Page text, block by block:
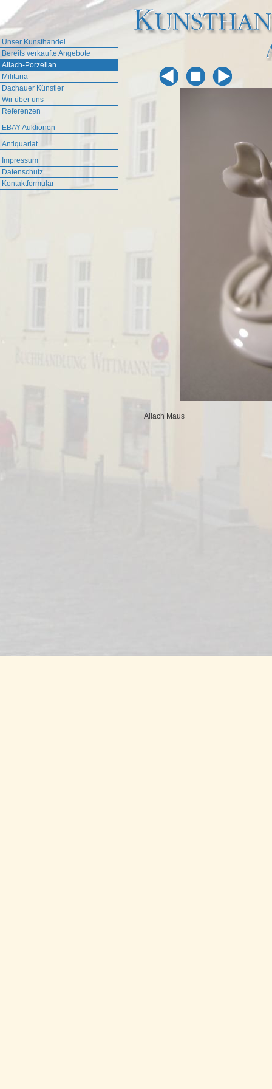
Unser Kunsthandel
Bereits verkaufte Angebote
Allach-Porzellan
Militaria
Dachauer Künstler
Wir über uns
Referenzen
EBAY Auktionen
Antiquariat
Impressum
Datenschutz
Kontaktformular
Allach Maus